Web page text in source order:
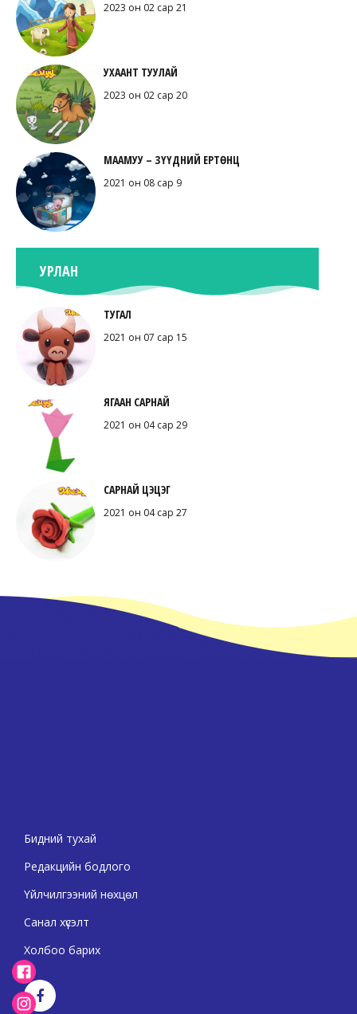
2023 он 02 сар 21
УХААНТ ТУУЛАЙ
2023 он 02 сар 20
МААМУУ – ЗҮҮДНИЙ ЕРТӨНЦ
2021 он 08 сар 9
УРЛАН
ТУГАЛ
2021 он 07 сар 15
ЯГААН САРНАЙ
2021 он 04 сар 29
САРНАЙ ЦЭЦЭГ
2021 он 04 сар 27
Бидний тухай
Редакцийн бодлого
Үйлчилгээний нөхцөл
Санал хүсэлт
Холбоо барих